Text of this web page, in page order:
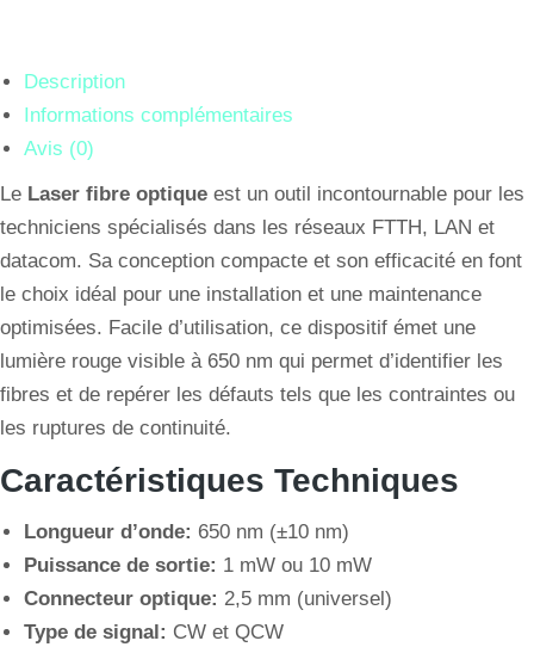
Description
Informations complémentaires
Avis (0)
Le Laser fibre optique est un outil incontournable pour les
techniciens spécialisés dans les réseaux FTTH, LAN et
datacom. Sa conception compacte et son efficacité en font
le choix idéal pour une installation et une maintenance
optimisées. Facile d’utilisation, ce dispositif émet une
lumière rouge visible à 650 nm qui permet d’identifier les
fibres et de repérer les défauts tels que les contraintes ou
les ruptures de continuité.
Caractéristiques Techniques
Longueur d’onde: 650 nm (±10 nm)
Puissance de sortie: 1 mW ou 10 mW
Connecteur optique: 2,5 mm (universel)
Type de signal: CW et QCW